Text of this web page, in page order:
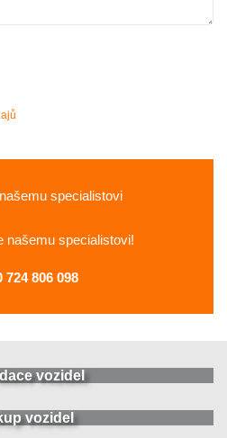
našemu specialistovi!
724 806 098
vozidel
vozidel